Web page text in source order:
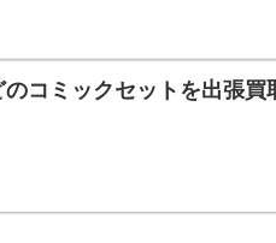
コミックセットを出張買